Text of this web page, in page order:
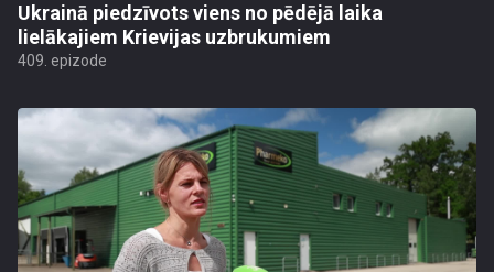
Ukrainā piedzīvots viens no pēdējā laika
lielākajiem Krievijas uzbrukumiem
409. epizode